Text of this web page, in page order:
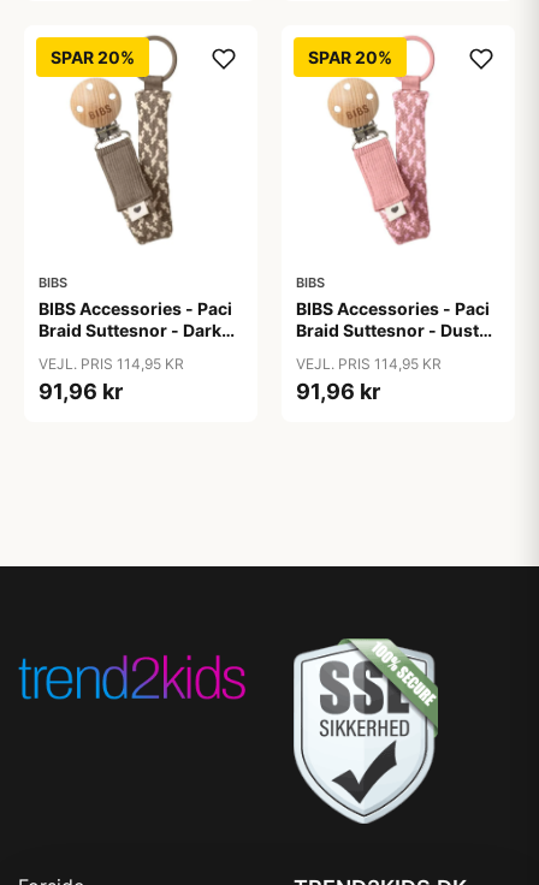
SPAR 20%
BIBS
BIBS Accessories - Paci
Braid Suttesnor - Dark
VEJL. PRIS 114,95 KR
91,96 kr
SPAR 20%
BIBS
BIBS Accessories - Paci
Braid Suttesnor - Dusty
VEJL. PRIS 114,95 KR
91,96 kr